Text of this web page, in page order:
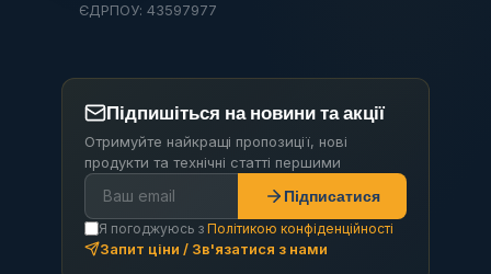
ЄДРПОУ: 43597977
Підпишіться на новини та акції
Отримуйте найкращі пропозиції, нові
продукти та технічні статті першими
Підписатися
Я погоджуюсь з Політикою конфіденційності
Запит ціни / Зв'язатися з нами